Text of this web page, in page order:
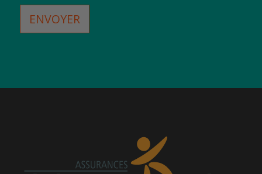
ENVOYER